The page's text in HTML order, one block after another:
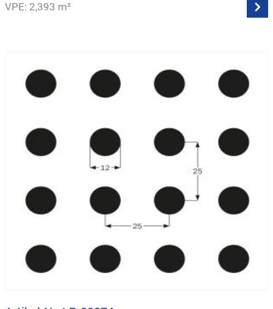
VPE: 2,393 m²